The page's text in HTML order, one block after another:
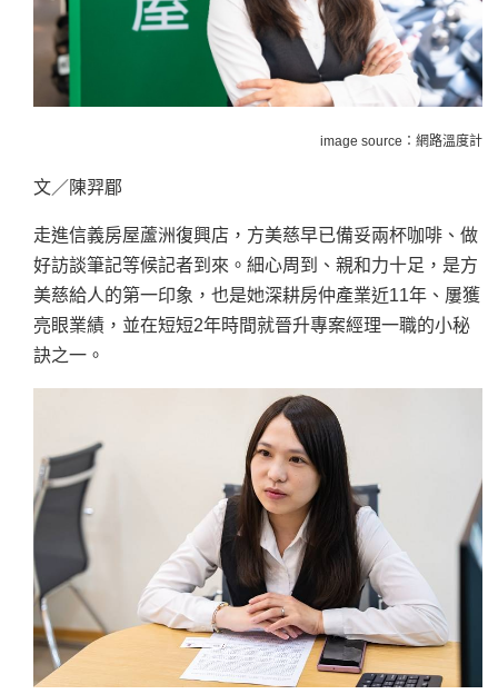
image source：網路溫度計
文／陳羿郿
走進信義房屋蘆洲復興店，方美慈早已備妥兩杯咖啡、做
好訪談筆記等候記者到來。細心周到、親和力十足，是方
美慈給人的第一印象，也是她深耕房仲產業近11年、屢獲
亮眼業績，並在短短2年時間就晉升專案經理一職的小秘
訣之一。